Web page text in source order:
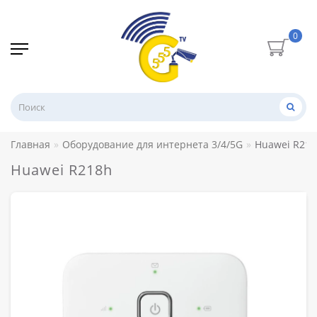
0
Главная Оборудование для интернета 3/4/5G Huawei
Huawei R218h